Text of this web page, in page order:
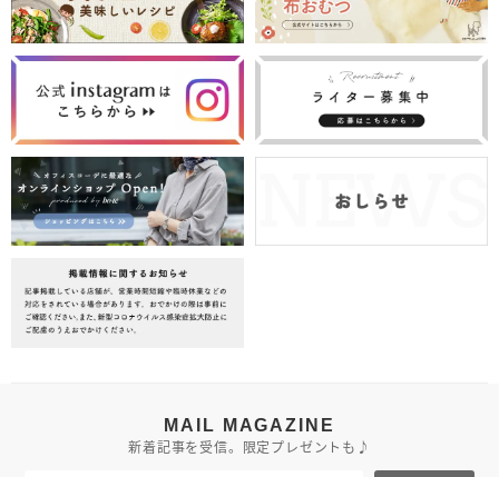
MAIL MAGAZINE
新着記事を受信。限定プレゼントも♪